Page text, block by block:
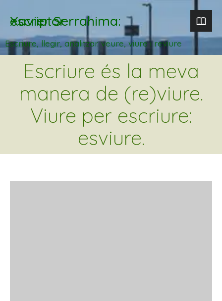
Xavier Serrahima: escriptor
Escriure, llegir, analitzar. veure, viure i reviure
Escriure és la meva
manera de (re)viure.
Viure per escriure:
esviure.